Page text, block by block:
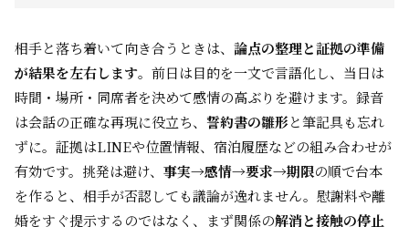
相手と落ち着いて向き合うときは、 論点の整理と証拠の準備
が結果を左右します。前日は目的を一文で言語化し、当日は
時間・場所・同席者を決めて感情の高ぶりを避けます。録音
は会話の正確な再現に役立ち、 誓約書の雛形と筆記具も忘れ
ずに。証拠はLINEや位置情報、宿泊履歴などの組み合わせが
有効です。挑発は避け、 事実→感情→要求→期限の順で台本
を作ると、相手が否認しても議論が逸れません。慰謝料や離
婚をすぐ提示するのではなく、まず関係の解消と接触の停止